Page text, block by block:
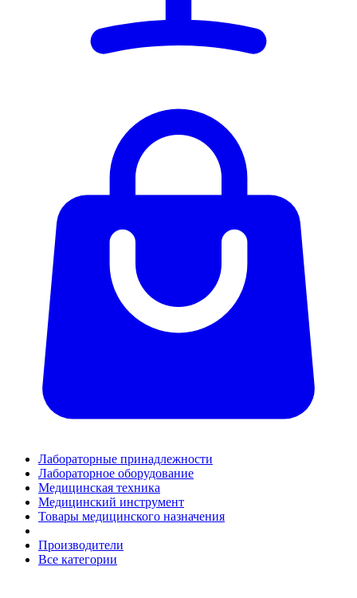
Лабораторные принадлежности
Лабораторное оборудование
Медицинская техника
Медицинский инструмент
Товары медицинского назначения
Производители
Все категории